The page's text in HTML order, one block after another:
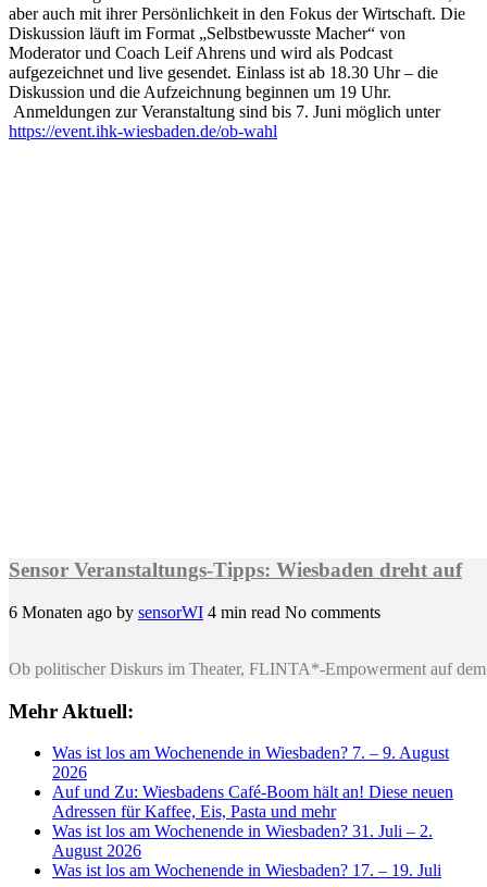
aber auch mit ihrer Persönlichkeit in den Fokus der Wirtschaft. Die
Diskussion läuft im Format „Selbstbewusste Macher“ von
Moderator und Coach Leif Ahrens und wird als Podcast
aufgezeichnet und live gesendet. Einlass ist ab 18.30 Uhr – die
Diskussion und die Aufzeichnung beginnen um 19 Uhr.
Anmeldungen zur Veranstaltung sind bis 7. Juni möglich unter
https://event.ihk-wiesbaden.de/ob-wahl
Sensor Veranstaltungs-Tipps: Wiesbaden dreht auf
6 Monaten ago by sensorWI 4 min read No comments
Ob politischer Diskurs im Theater, FLINTA*-Empowerment auf
Mehr Aktuell:
Was ist los am Wochenende in Wiesbaden? 7. – 9. August
2026
Auf und Zu: Wiesbadens Café-Boom hält an! Diese neuen
Adressen für Kaffee, Eis, Pasta und mehr
Was ist los am Wochenende in Wiesbaden? 31. Juli – 2.
August 2026
Was ist los am Wochenende in Wiesbaden? 17. – 19. Juli